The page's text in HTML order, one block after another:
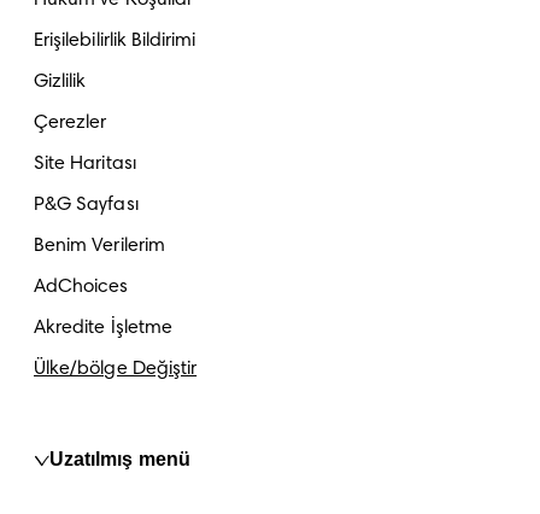
Erişilebilirlik Bildirimi
Gizlilik
Çerezler
Site Haritası
P&G Sayfası
Benim Verilerim
AdChoices
Akredite İşletme
Ülke/bölge Değiştir
Uzatılmış menü